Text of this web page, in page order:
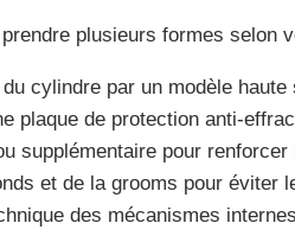
plusieurs formes selon
cylindre par un modèle haute
plaque de protection anti-
supplémentaire pour renforcer
et de la grooms pour éviter
des mécanismes